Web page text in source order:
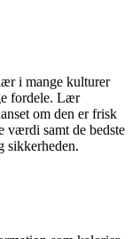
i mange kulturer
fordele. Lær
om den er frisk
værdi samt de bedste
sikkerheden.